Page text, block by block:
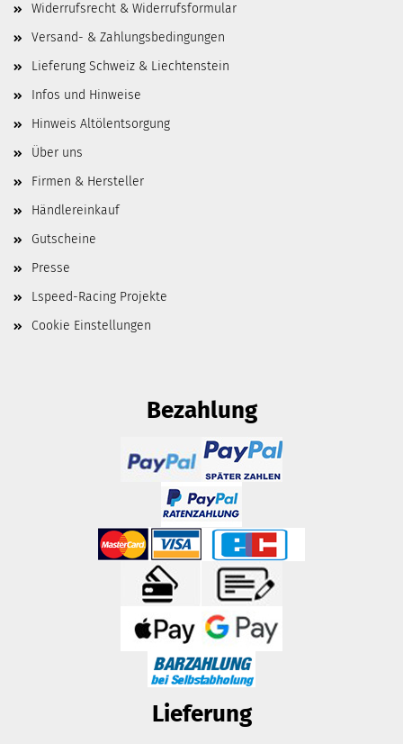
Widerrufsrecht & Widerrufsformular
Versand- & Zahlungsbedingungen
Lieferung Schweiz & Liechtenstein
Infos und Hinweise
Hinweis Altölentsorgung
Über uns
Firmen & Hersteller
Händlereinkauf
Gutscheine
Presse
Lspeed-Racing Projekte
Cookie Einstellungen
Bezahlung
Lieferung